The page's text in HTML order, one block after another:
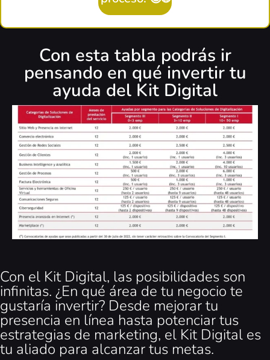
Con esta tabla podrás ir
pensando en qué invertir tu
ayuda del Kit Digital
Con el Kit Digital, las posibilidades son
infinitas. ¿En qué área de tu negocio te
gustaría invertir? Desde mejorar tu
presencia en línea hasta potenciar tus
estrategias de marketing, el Kit Digital es
tu aliado para alcanzar tus metas.